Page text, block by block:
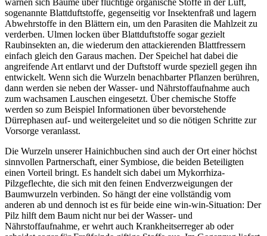
sogenannte Blattduftstoffe, gegenseitig vor Insektenfraß und lagern
Abwehrstoffe in den Blättern ein, um den Parasiten die Mahlzeit zu
verderben. Ulmen locken über Blattduftstoffe sogar gezielt
Raubinsekten an, die wiederum den attackierenden Blattfressern
einfach gleich den Garaus machen. Der Speichel hat dabei die
angreifende Art entlarvt und der Duftstoff wurde speziell gegen ihn
entwickelt. Wenn sich die Wurzeln benachbarter Pflanzen berühren,
dann werden sie neben der Wasser- und Nährstoffaufnahme auch
zum wachsamen Lauschen eingesetzt. Über chemische Stoffe
werden so zum Beispiel Informationen über bevorstehende
Dürrephasen auf- und weitergeleitet und so die nötigen Schritte zur
Vorsorge veranlasst.
Die Wurzeln unserer Hainichbuchen sind auch der Ort einer höchst
sinnvollen Partnerschaft, einer Symbiose, die beiden Beteiligten
einen Vorteil bringt. Es handelt sich dabei um Mykorrhiza-
Pilzgeflechte, die sich mit den feinen Endverzweigungen der
Baumwurzeln verbinden. So hängt der eine vollständig vom
anderen ab und dennoch ist es für beide eine win-win-Situation: Der
Pilz hilft dem Baum nicht nur bei der Wasser- und
Nährstoffaufnahme, er wehrt auch Krankheitserreger ab oder